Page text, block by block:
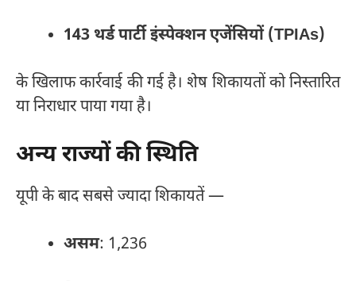
143 थर्ड पार्टी इंस्पेक्शन एजेंसियों (TPIAs)
के खिलाफ कार्रवाई की गई है। शेष शिकायतों को निस्तारित
या निराधार पाया गया है।
अन्य राज्यों की स्थिति
यूपी के बाद सबसे ज्यादा शिकायतें —
असम: 1,236